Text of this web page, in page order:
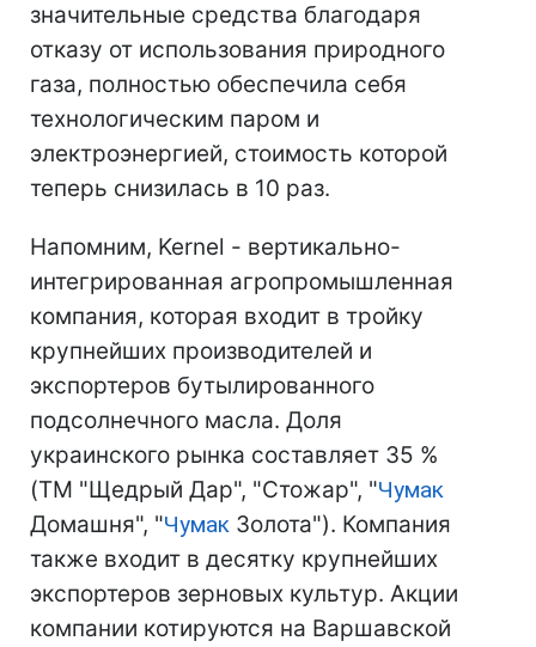
значительные средства благодаря
отказу от использования природного
газа, полностью обеспечила себя
технологическим паром и
электроэнергией, стоимость которой
теперь снизилась в 10 раз.
Напомним, Kernel - вертикально-
интегрированная агропромышленная
компания, которая входит в тройку
крупнейших производителей и
экспортеров бутылированного
подсолнечного масла. Доля
украинского рынка составляет 35 %
(ТМ "Щедрый Дар", "Стожар", "Чумак
Домашня", "Чумак Золота"). Компания
также входит в десятку крупнейших
экспортеров зерновых культур. Акции
компании котируются на Варшавской